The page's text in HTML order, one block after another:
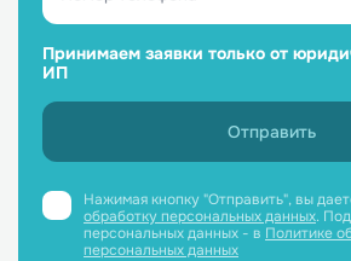
Принимаем заявки только от
ИП
Нажимая кнопку "Отправить", вы
обработку персональных данных.
персональных данных - в Политике
персональных данных